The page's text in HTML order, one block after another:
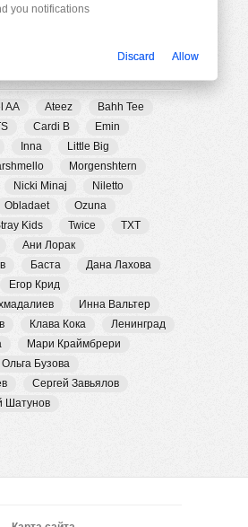
AA Ateez
Bahh Tee
Cardi B
Emin
Inna
Little Big
Morgenshtern
Nicki Minaj
Niletto
Obladaet
Ozuna
Kids Twice
TXT
Ани Лорак
Баста
Дана Лахова
Егор Крид
Инна Вальтер
Клава Кока
Ленинград
Мари Краймбрери
Ольга Бузова
Сергей Завьялов
Шатунов
you notifications
Discard Allow